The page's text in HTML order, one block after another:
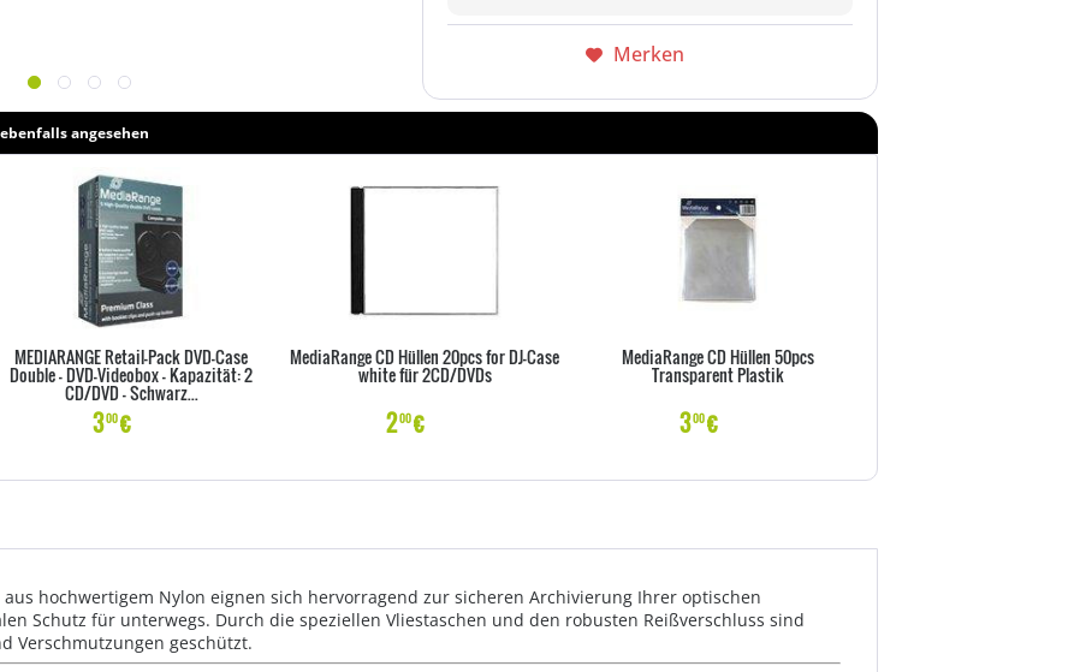
Merken
angesehen
MEDIARANGE Retail-Pack DVD-Case
Double - DVD-Videobox - Kapazität: 2
CD/DVD - Schwarz...
300€
MediaRange CD Hüllen 20pcs for DJ-Case
white für 2CD/DVDs
200€
MediaRange CD Hüllen 50pcs
Transparent Plastik
300€
hochwertigem Nylon eignen sich hervorragend zur sicheren Archivierung Ihrer optischen
Schutz für unterwegs. Durch die speziellen Vliestaschen und den robusten Reißverschluss sind
Verschmutzungen geschützt.